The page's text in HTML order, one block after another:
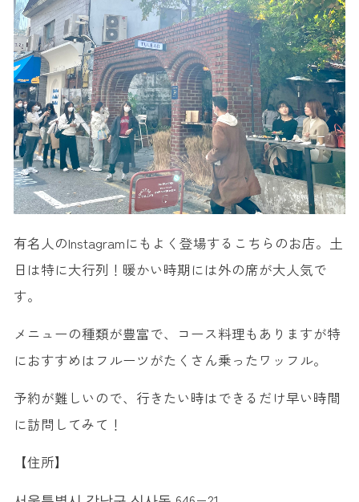
有名人のInstagramにもよく登場するこちらのお店。土
日は特に大行列！暖かい時期には外の席が大人気で
す。
メニューの種類が豊富で、コース料理もありますが特
におすすめはフルーツがたくさん乗ったワッフル。
予約が難しいので、行きたい時はできるだけ早い時間
に訪問してみて！
【住所】